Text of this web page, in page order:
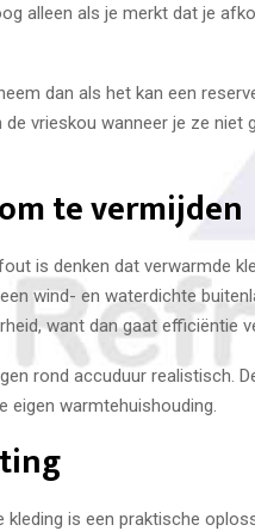
alleen als je merkt dat je
dan als het kan een
de vrieskou wanneer je ze
te vermijden
is denken dat verwarmde
wind- en waterdichte
want dan gaat efficiëntie
rond accuduur realistisch.
eigen warmtehuishouding.
kleding is een praktische